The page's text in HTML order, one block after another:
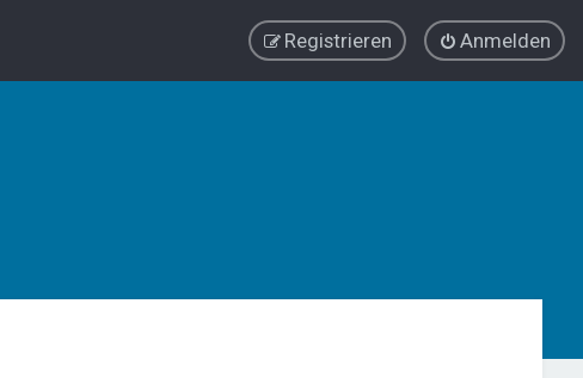
Anmelden
Registrieren